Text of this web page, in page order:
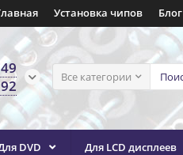
Установка чипов Блог
Все категории
DVD Для LCD дисплеев